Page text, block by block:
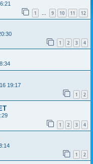
1 … 9 10 11 12
1 2 3 4
19:17
1 2
1 2 3 4
1 2